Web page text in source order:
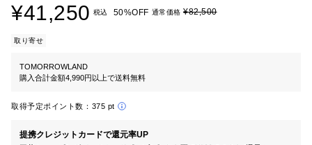
¥41,250 税込 50%OFF 通常価格 ¥82,500
取り寄せ
TOMORROWLAND
購入合計金額4,990円以上で送料無料
取得予定ポイント数： 375 pt
提携クレジットカードで還元率UP